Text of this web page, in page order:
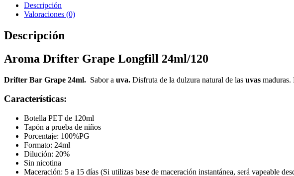
Descripción
Valoraciones (0)
Descripción
Aroma Drifter Grape Longfill 24ml/120
Drifter Bar Grape 24ml. Sabor a uva. Disfruta de la dulzura natural de las uvas maduras.
Características:
Botella PET de 120ml
Tapón a prueba de niños
Porcentaje: 100%PG
Formato: 24ml
Dilución: 20%
Sin nicotina
Maceración: 5 a 15 días (Si utilizas base de maceración instantánea, será vapeable